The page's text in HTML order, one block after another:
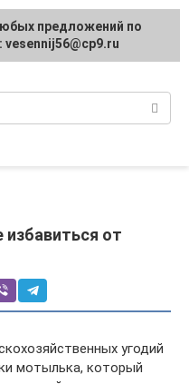
средства,
от
угодий
мотылька, который
предложений по
vesennij56@cp9.ru